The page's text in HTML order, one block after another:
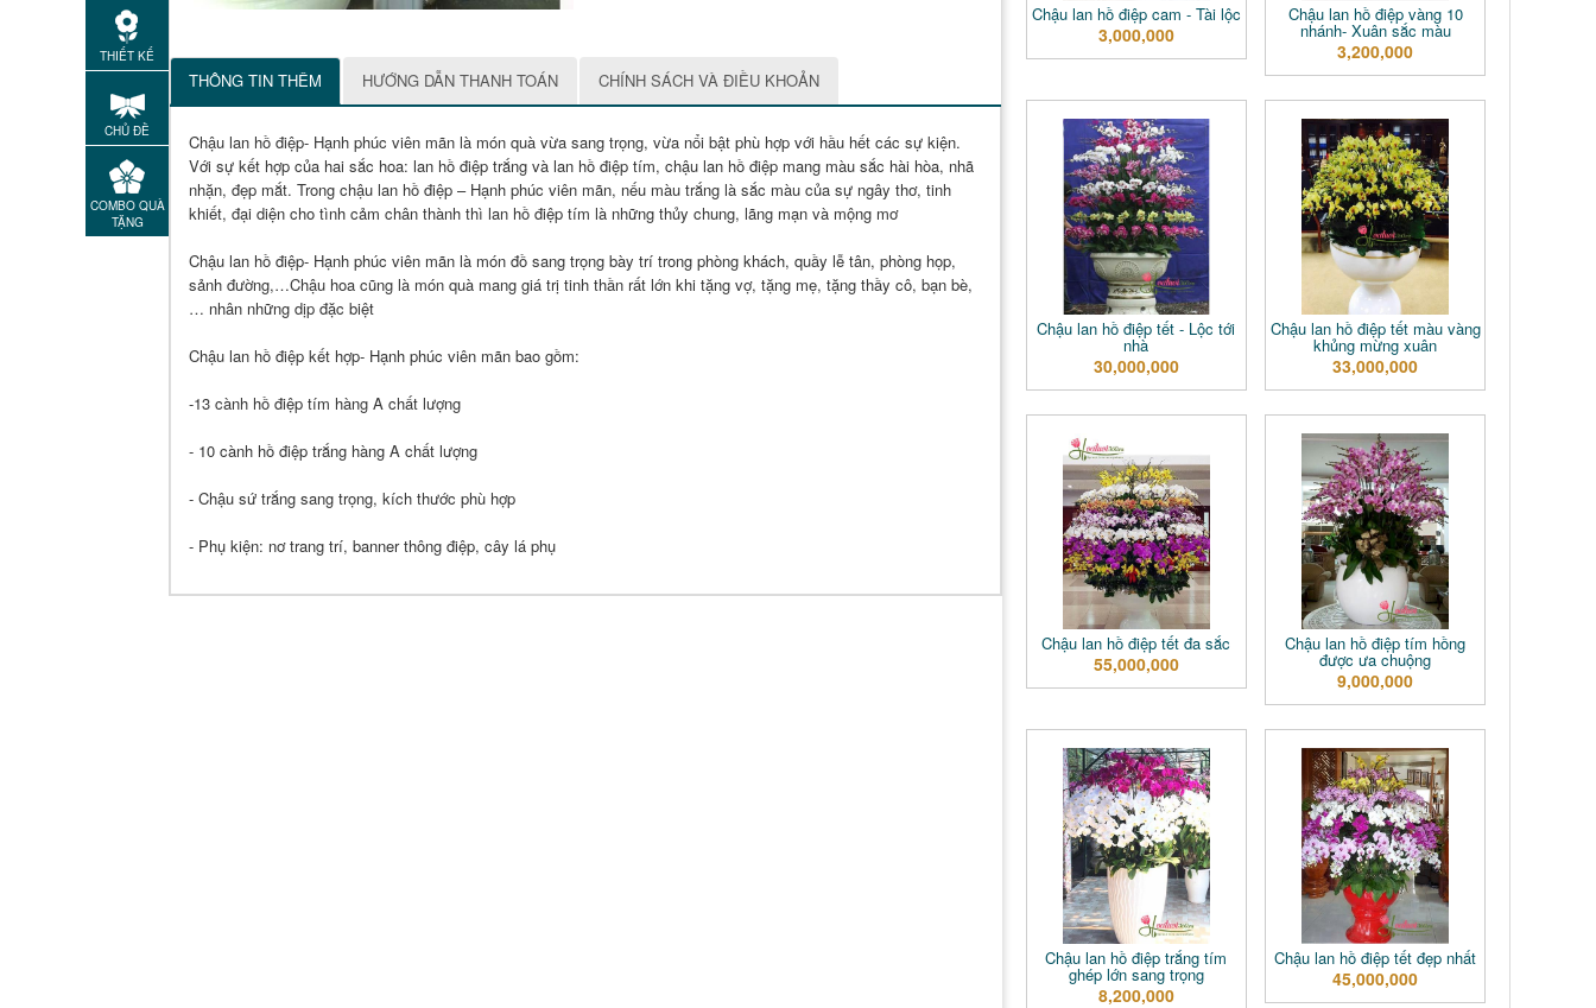
THIẾT KẾ
CHỦ ĐỀ
COMBO QUÀ
TẶNG
THÔNG TIN THÊM HƯỚNG DẪN THANH TOÁN CHÍNH SÁCH VÀ ĐIỀU KHOẢN
Chậu lan hồ điệp- Hạnh phúc viên mãn là món quà vừa sang trọng, vừa nổi bật phù hợp với hầu hết các sự kiện.
Với sự kết hợp của hai sắc hoa: lan hồ điệp trắng và lan hồ điệp tím, chậu lan hồ điệp mang màu sắc hài hòa, nhã
nhặn, đẹp mắt. Trong chậu lan hồ điệp – Hạnh phúc viên mãn, nếu màu trắng là sắc màu của sự ngây thơ, tinh
khiết, đại diện cho tình cảm chân thành thì lan hồ điệp tím là những thủy chung, lãng mạn và mộng mơ
Chậu lan hồ điệp- Hạnh phúc viên mãn là món đồ sang trọng bày trí trong phòng khách, quầy lễ tân, phòng họp,
sảnh đường,…Chậu hoa cũng là món quà mang giá trị tinh thần rất lớn khi tặng vợ, tặng mẹ, tặng thầy cô, bạn bè,
… nhân những dịp đặc biệt
Chậu lan hồ điệp kết hợp- Hạnh phúc viên mãn bao gồm:
-13 cành hồ điệp tím hàng A chất lượng
- 10 cành hồ điệp trắng hàng A chất lượng
- Chậu sứ trắng sang trọng, kích thước phù hợp
- Phụ kiện: nơ trang trí, banner thông điệp, cây lá phụ
Chậu lan hồ điệp cam - Tài lộc
3,000,000
Chậu lan hồ điệp vàng 10
nhánh- Xuân sắc màu
3,200,000
Chậu lan hồ điệp tết - Lộc tới
nhà
30,000,000
Chậu lan hồ điệp tết màu vàng
khủng mừng xuân
33,000,000
Chậu lan hồ điệp tết đa sắc
55,000,000
Chậu lan hồ điệp tím hồng
được ưa chuộng
9,000,000
Chậu lan hồ điệp trắng tím
ghép lớn sang trọng
8,200,000
Chậu lan hồ điệp tết đẹp nhất
45,000,000